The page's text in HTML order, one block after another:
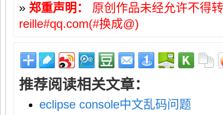
» 郑重声明：
原创作品未经允许不得
reille#qq.com(#换成@)
推荐阅读相关文章：
eclipse console中文乱码问题